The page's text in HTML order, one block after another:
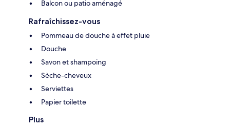
Balcon ou patio aménagé
Rafraîchissez-vous
Pommeau de douche à effet pluie
Douche
Savon et shampoing
Sèche-cheveux
Serviettes
Papier toilette
Plus